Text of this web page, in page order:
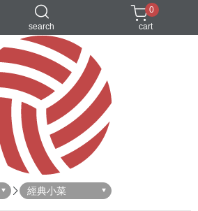
search
牛肉麵 禮盒 經典小菜
0
cart
經典小菜